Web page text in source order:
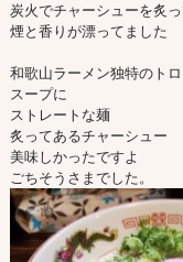
炭火でチャーシューを炙
煙と香りが漂ってました
和歌山ラーメン独特のト
スープに
ストレートな麺
炙ってあるチャーシュー
美味しかったですよ